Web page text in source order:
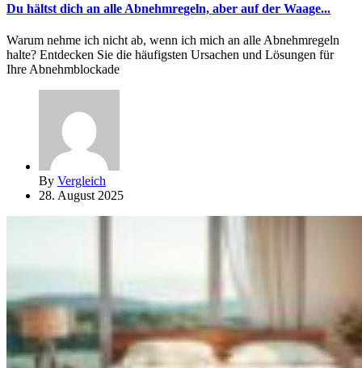
Du hältst dich an alle Abnehmregeln, aber auf der Waage...
Warum nehme ich nicht ab, wenn ich mich an alle Abnehmregeln
halte? Entdecken Sie die häufigsten Ursachen und Lösungen für
Ihre Abnehmblockade
By Vergleich
28. August 2025